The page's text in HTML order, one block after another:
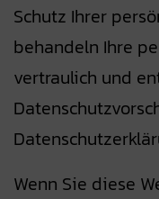
Schutz Ihrer
behandeln Ihre
vertraulich und
Wenn Sie diese